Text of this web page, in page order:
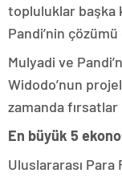
topluluklar başka
Pandi’nin
Mulyadi ve
Widodo’nun
zamanda
En büyük 5
Uluslararası Para